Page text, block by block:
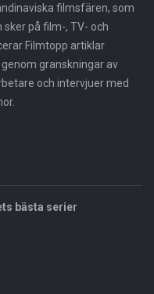
filmsfären, som
på film-, TV- och
Filmtopp artiklar
granskningar av
och intervjuer med
bästa serier